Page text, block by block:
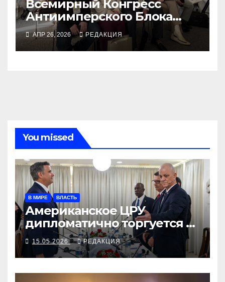
Всемирный Конгресс
Антиимперского Блока
Народов в Мюнхене
АПР 26, 2026 РЕДАКЦИЯ
You missed
В МИРЕ ВЛАСТЬ
Американское ЦРУ
дипломатично торгуется с
кубинским МВД, Минюст
возбуждает дело против
Кастро-младшего
15.05.2026 РЕДАКЦИЯ